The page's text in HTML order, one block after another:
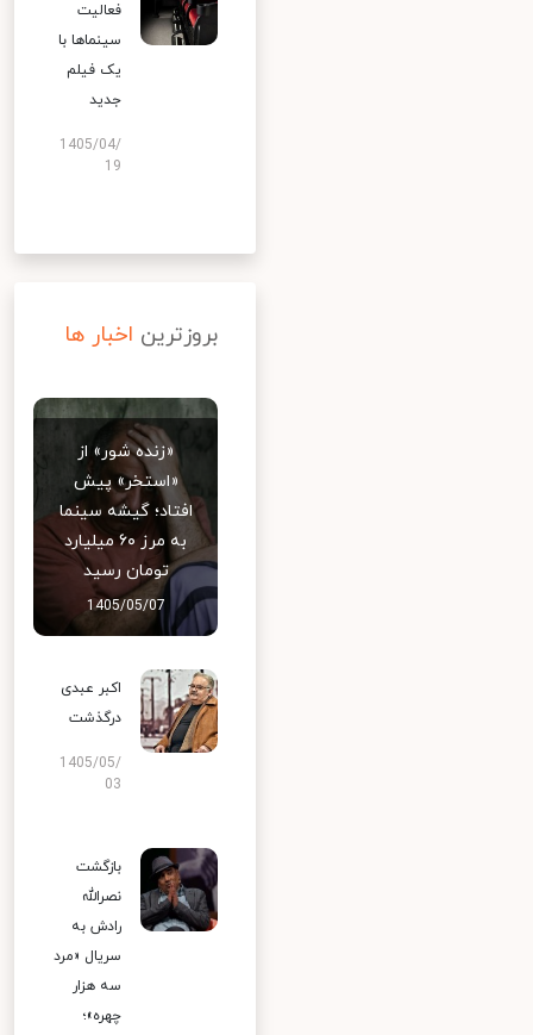
فعالیت
سینماها با
یک فیلم
جدید
1405/04/
19
بروزترین اخبار ها
«زنده شور» از
«استخر» پیش
افتاد؛ گیشه سینما
به مرز ۶۰ میلیارد
تومان رسید
1405/05/07
اکبر عبدی
درگذشت
1405/05/
03
بازگشت
نصرالله
رادش به
سریال «مرد
سه هزار
چهره»؛